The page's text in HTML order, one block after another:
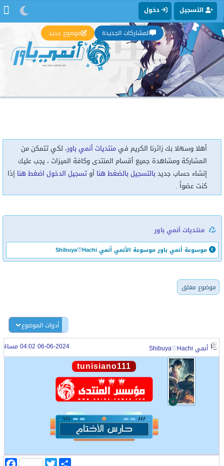
التسجيل دخول
المشاركات الجديدة موضوع جديد
أهلا وسهلا بك زائرنا الكريم فيمنتديات أنمي باور، لكي تتمكن من
المشاركة ومشاهدة جميع أقسام المنتدى وكافة الميزات ، يجب عليك
إنشاء حساب جديد بالتسجيل بالضغط هنا أوتسجيل الدخول اضغط هنا إذا
كنت عضواً .
منتديات أنمي باور
موسوعة أنمي باور موسوعة الأنمي أنمي Shibuya♡Hachi
موضوع مغلق
أدوات الموضوع
أنمي Shibuya♡Hachi 06-06-2024 04:02 مساءً
tunisiano111
T